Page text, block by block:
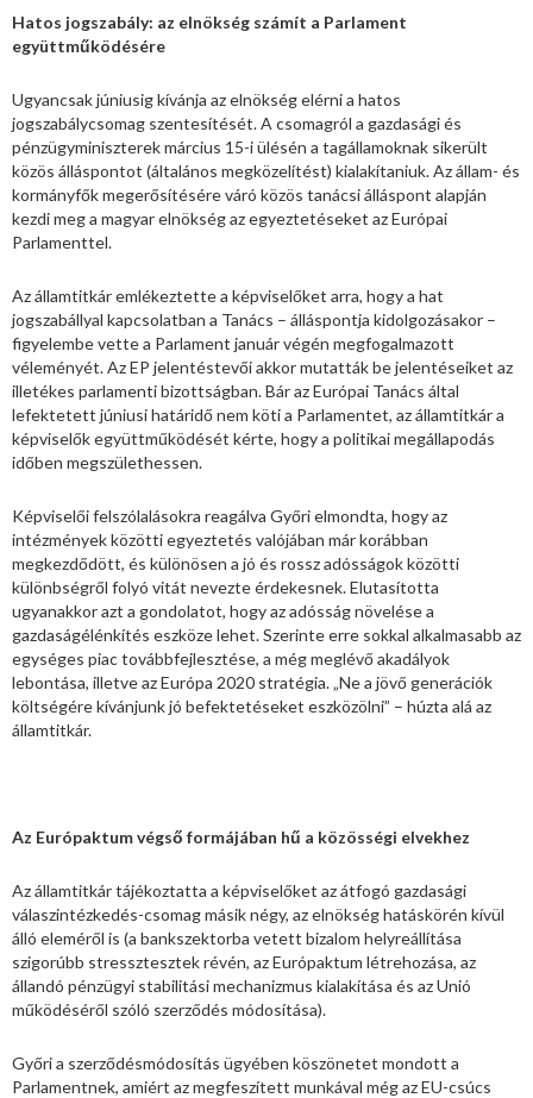
Hatos jogszabály: az elnökség számít a Parlament
együttműködésére
Ugyancsak júniusig kívánja az elnökség elérni a hatos
jogszabálycsomag szentesítését. A csomagról a gazdasági és
pénzügyminiszterek március 15-i ülésén a tagállamoknak sikerült
közös álláspontot (általános megközelítést) kialakítaniuk. Az állam- és
kormányfők megerősítésére váró közös tanácsi álláspont alapján
kezdi meg a magyar elnökség az egyeztetéseket az Európai
Parlamenttel.
Az államtitkár emlékeztette a képviselőket arra, hogy a hat
jogszabállyal kapcsolatban a Tanács – álláspontja kidolgozásakor –
figyelembe vette a Parlament január végén megfogalmazott
véleményét. Az EP jelentéstevői akkor mutatták be jelentéseiket az
illetékes parlamenti bizottságban. Bár az Európai Tanács által
lefektetett júniusi határidő nem köti a Parlamentet, az államtitkár a
képviselők együttműködését kérte, hogy a politikai megállapodás
időben megszülethessen.
Képviselői felszólalásokra reagálva Győri elmondta, hogy az
intézmények közötti egyeztetés valójában már korábban
megkezdődött, és különösen a jó és rossz adósságok közötti
különbségről folyó vitát nevezte érdekesnek. Elutasította
ugyanakkor azt a gondolatot, hogy az adósság növelése a
gazdaságélénkítés eszköze lehet. Szerinte erre sokkal alkalmasabb az
egységes piac továbbfejlesztése, a még meglévő akadályok
lebontása, illetve az Európa 2020 stratégia. „Ne a jövő generációk
költségére kívánjunk jó befektetéseket eszközölni” – húzta alá az
államtitkár.
Az Európaktum végső formájában hű a közösségi elvekhez
Az államtitkár tájékoztatta a képviselőket az átfogó gazdasági
válaszintézkedés-csomag másik négy, az elnökség hatáskörén kívül
álló eleméről is (a bankszektorba vetett bizalom helyreállítása
szigorúbb stressztesztek révén, az Európaktum létrehozása, az
állandó pénzügyi stabilitási mechanizmus kialakítása és az Unió
működéséről szóló szerződés módosítása).
Győri a szerződésmódosítás ügyében köszönetet mondott a
Parlamentnek, amiért az megfeszített munkával még az EU-csúcs